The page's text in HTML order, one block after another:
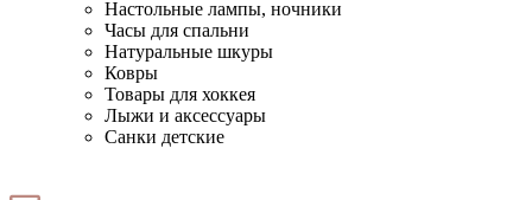
Настольные лампы, ночники
Часы для спальни
Натуральные шкуры
Ковры
Товары для хоккея
Лыжи и аксессуары
Санки детские